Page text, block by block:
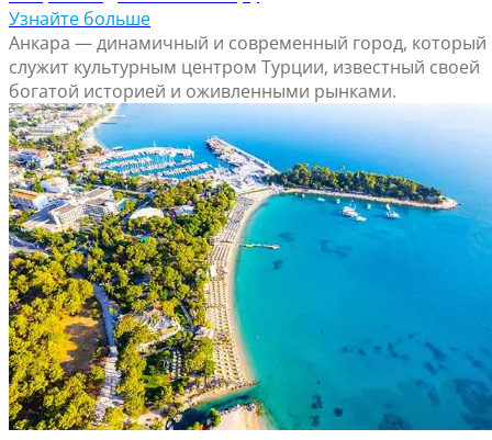
Узнайте больше
Анкара — динамичный и современный город, который
служит культурным центром Турции, известный своей
богатой историей и оживленными рынками.